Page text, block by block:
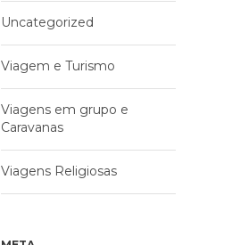
Uncategorized
Viagem e Turismo
Viagens em grupo e
Caravanas
Viagens Religiosas